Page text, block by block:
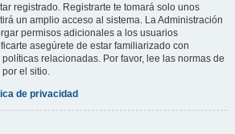
registrado. Registrarte te tomará solo unos
un amplio acceso al sistema. La Administración
permisos adicionales a los usuarios
asegúrete de estar familiarizado con
relacionadas. Por favor, lee las normas de
el sitio.
de privacidad